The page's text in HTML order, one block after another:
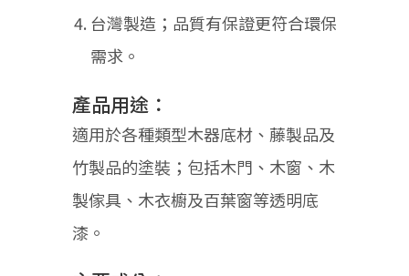
台灣製造；品質有保證更符合環保
需求。
產品用途：
適用於各種類型木器底材、藤製品及
竹製品的塗裝；包括木門、木窗、木
製傢具、木衣櫥及百葉窗等透明底
漆。